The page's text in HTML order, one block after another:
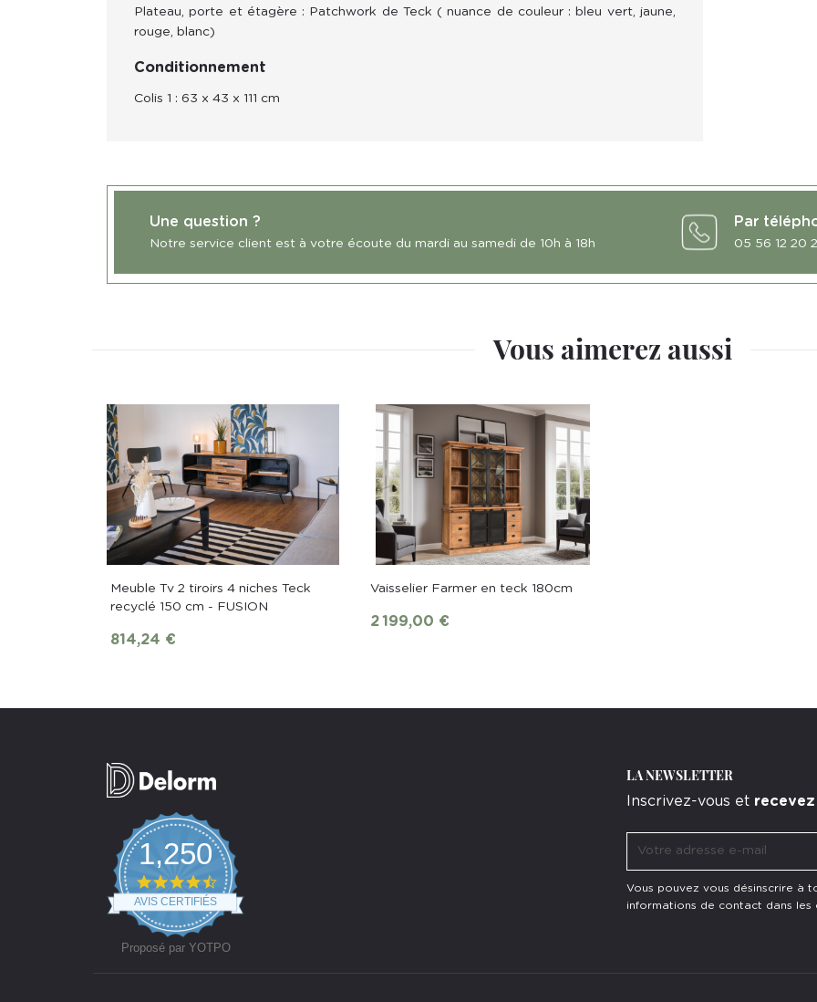
Plateau, porte et étagère : Patchwork de Teck ( nuance de couleur : bleu vert, jaune,
rouge, blanc)
Conditionnement
Colis 1 : 63 x 43 x 111 cm
Une question ?
Notre service client est à votre écoute du mardi au samedi de 10h à 18h
Par
05 56 12 20
Vous aimerez aussi
Meuble Tv 2 tiroirs 4 niches Teck
recyclé 150 cm - FUSION
814,24 €
Vaisselier Farmer en teck 180cm
2 199,00 €
1,250
4.7
star
rating
AVIS CERTIFIÉS
Proposé par YOTPO
LA NEWSLETTER
Inscrivez-vous et
Vous pouvez vous désinscrire à
informations de contact dans les